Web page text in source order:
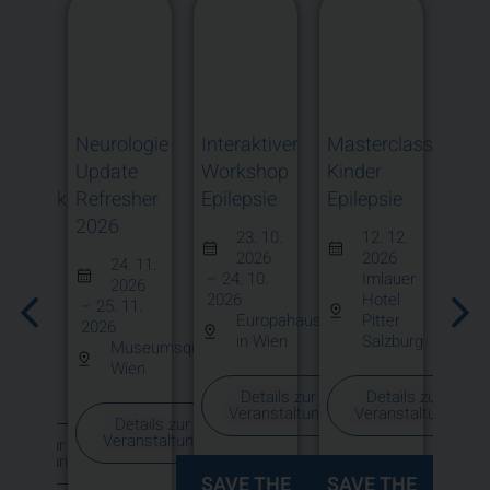
zur
Neurologie
Update
Refresher
2026
24. 11.
2026
– 25. 11.
2026
Museumsquartier
Wien
Details zur
Veranstaltung
Interaktiver
Workshop
Epilepsie
23. 10.
2026
– 24. 10.
2026
Europahaus
in Wien
Details zur
Veranstaltung
Masterclass
Kinder
Epilepsie
12. 12.
2026
Imlauer
Hotel
Pitter
Salzburg
Details zur
Veranstaltung